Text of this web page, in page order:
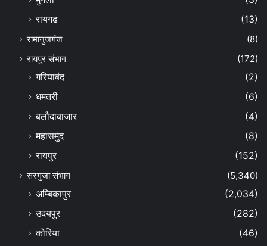
रायगढ
(13)
रामानुजगंज
(8)
रायपुर संभाग
(172)
गरियाबंद
(2)
धमतरी
(6)
बलौदाबाजार
(4)
महासमुंद
(8)
रायपुर
(152)
सरगुजा संभाग
(5,340)
अम्बिकापुर
(2,034)
उदयपुर
(282)
कोरिया
(46)